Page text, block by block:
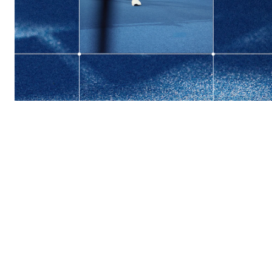
NOWA KOLEKCJA
4F | DRIFT
Odkryj kolekcję Dowiedz się więcej